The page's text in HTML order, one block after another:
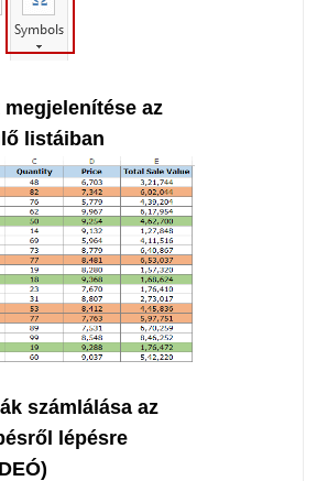
az
listáiban
számlálása az
lépésre